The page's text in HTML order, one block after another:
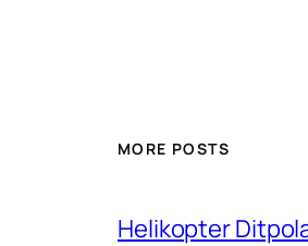
MORE POSTS
Helikopter